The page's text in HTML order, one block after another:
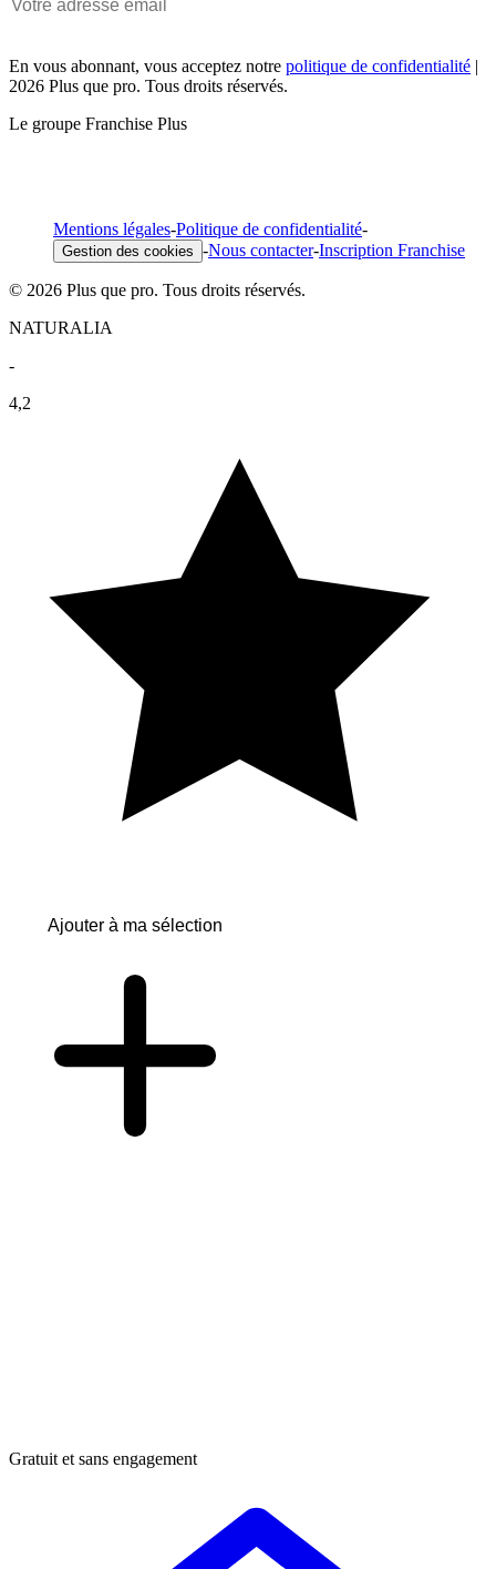
En vous abonnant, vous acceptez notre politique de confidentialité |
2026 Plus que pro. Tous droits réservés.
Le groupe Franchise Plus
Mentions légales-Politique de confidentialité-
Gestion des cookies -Nous contacter-Inscription Franchise
© 2026 Plus que pro. Tous droits réservés.
NATURALIA
-
4,2
Ajouter à ma sélection
Gratuit et sans engagement